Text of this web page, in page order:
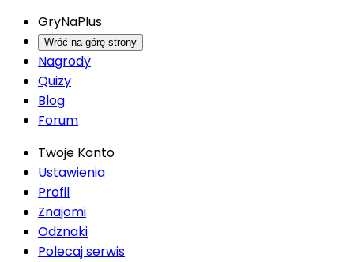
GryNaPlus
Wróć na górę strony
Nagrody
Quizy
Blog
Forum
Twoje Konto
Ustawienia
Profil
Znajomi
Odznaki
Polecaj serwis